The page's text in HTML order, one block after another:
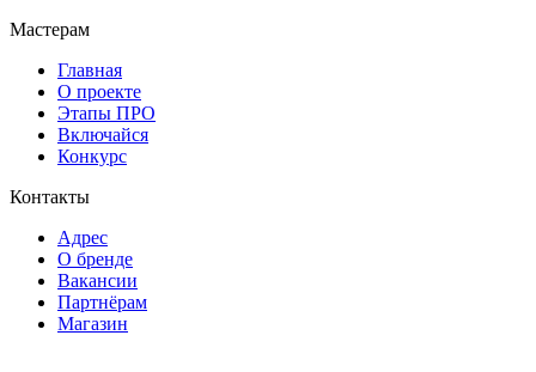
Мастерам
Главная
О проекте
Этапы ПРО
Включайся
Конкурс
Контакты
Адрес
О бренде
Вакансии
Партнёрам
Магазин